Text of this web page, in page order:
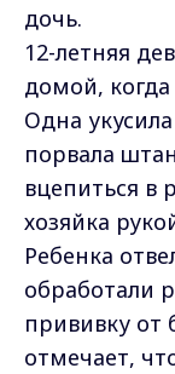
дочь.
12-летняя
домой, когда
Одна
порвала
вцепиться в
хозяйка
Ребенка
обработали
прививку от
отмечает,